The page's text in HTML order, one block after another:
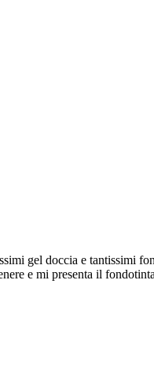
gel doccia e tantissimi
e mi presenta il